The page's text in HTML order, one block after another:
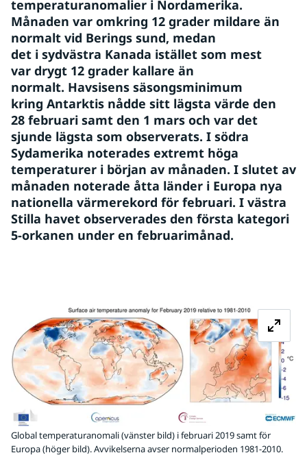
temperaturanomalier i Nordamerika.
Månaden var omkring 12 grader mildare än
normalt vid Berings sund, medan
det i sydvästra Kanada istället som mest
var drygt 12 grader kallare än
normalt. Havsisens säsongsminimum
kring Antarktis nådde sitt lägsta värde den
28 februari samt den 1 mars och var det
sjunde lägsta som observerats. I södra
Sydamerika noterades extremt höga
temperaturer i början av månaden. I slutet av
månaden noterade åtta länder i Europa nya
nationella värmerekord för februari. I västra
Stilla havet observerades den första kategori
5-orkanen under en februarimånad.
Global temperaturanomali (vänster bild) i februari 2019 samt för
Europa (höger bild). Avvikelserna avser normalperioden 1981-2010.